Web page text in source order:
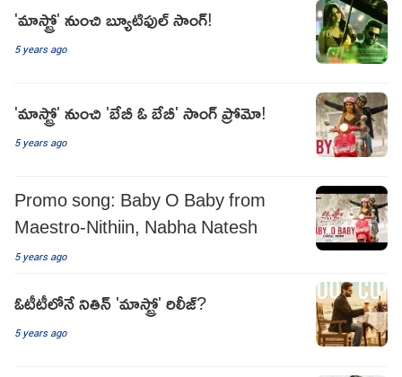
'మాస్ట్రో' నుంచి బ్యూటిఫుల్ సాంగ్!
5 years ago
'మాస్ట్రో' నుంచి 'బేబీ ఓ బేబీ' సాంగ్ ప్రోమో!
5 years ago
Promo song: Baby O Baby from
Maestro-Nithiin, Nabha Natesh
5 years ago
ఓటీటీలోనే నితిన్ 'మాస్ట్రో' రిలీజ్?
5 years ago